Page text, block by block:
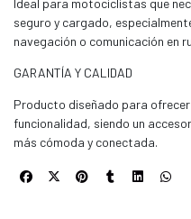
Ideal para motociclistas que
seguro y cargado,
navegación o comunicación en
GARANTÍA Y CALIDAD
Producto diseñado para
funcionalidad, siendo un
más cómoda y conectada.